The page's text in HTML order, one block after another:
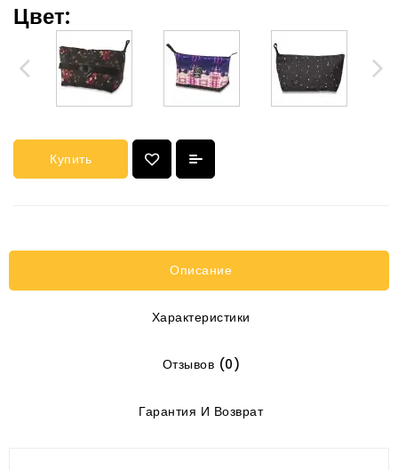
Цвет:
Купить
Описание
Характеристики
Отзывов (0)
Гарантия И Возврат